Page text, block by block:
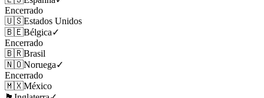
Encerrado
🇺🇸Estados Unidos
🇧🇪Bélgica✓
Encerrado
🇧🇷Brasil
🇳🇴Noruega✓
Encerrado
🇲🇽México